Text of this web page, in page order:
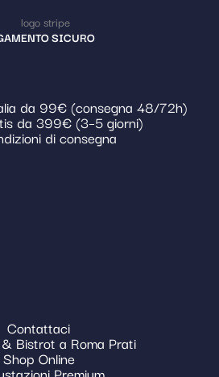
SICURO
da 99€ (consegna 48/72h)
da 399€ (3–5 giorni)
di consegna
Contattaci
Bistrot a Roma Prati
Shop Online